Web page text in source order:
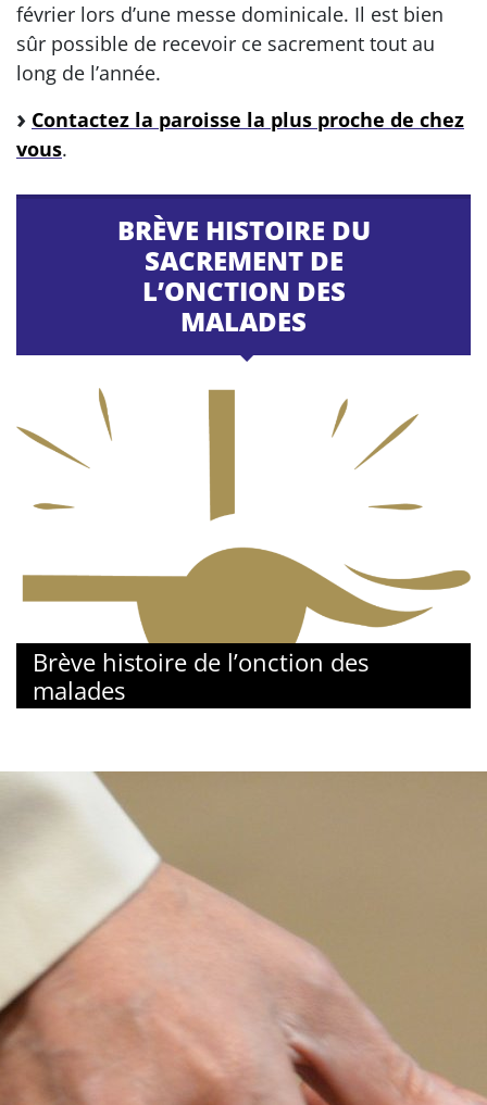
février lors d’une messe dominicale. Il est bien
sûr possible de recevoir ce sacrement tout au
long de l’année.
Contactez la paroisse la plus proche de chez
vous.
BRÈVE HISTOIRE DU
SACREMENT DE
L’ONCTION DES
MALADES
Brève histoire de l’onction des
malades